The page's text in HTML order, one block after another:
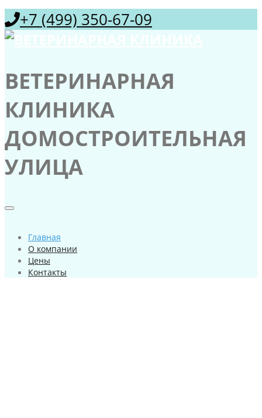
+7 (499) 350-67-09
ВЕТЕРИНАРНАЯ
КЛИНИКА
ДОМОСТРОИТЕЛЬНАЯ
УЛИЦА
Главная
О компании
Цены
Контакты